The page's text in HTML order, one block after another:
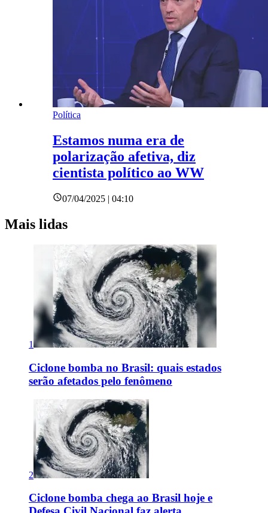
Política
Estamos numa era de
polarização afetiva, diz
cientista político ao WW
07/04/2025 | 04:10
Mais lidas
1
Ciclone bomba no Brasil: quais estados
serão afetados pelo fenômeno
2
Ciclone bomba chega ao Brasil hoje e